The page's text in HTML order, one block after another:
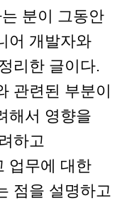
분이 그동안
어 개발자와
리한 글이다.
관련된 부분이
해서 영향을
하고
업무에 대한
점을 설명하고